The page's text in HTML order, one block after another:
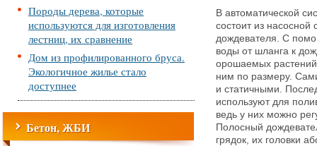
Породы дерева, которые
используются для изготовления
лестниц, их сравнение
Дом из профилированного бруса.
Экологичное жилье стало
доступнее
Бетон, ЖБИ
В автоматической
состоит из насосной
дождевателя. С
воды от шланга к
орошаемых
ним по размеру.
и статичными.
используют для
ведь у них можно
Полосный
грядок, их головки